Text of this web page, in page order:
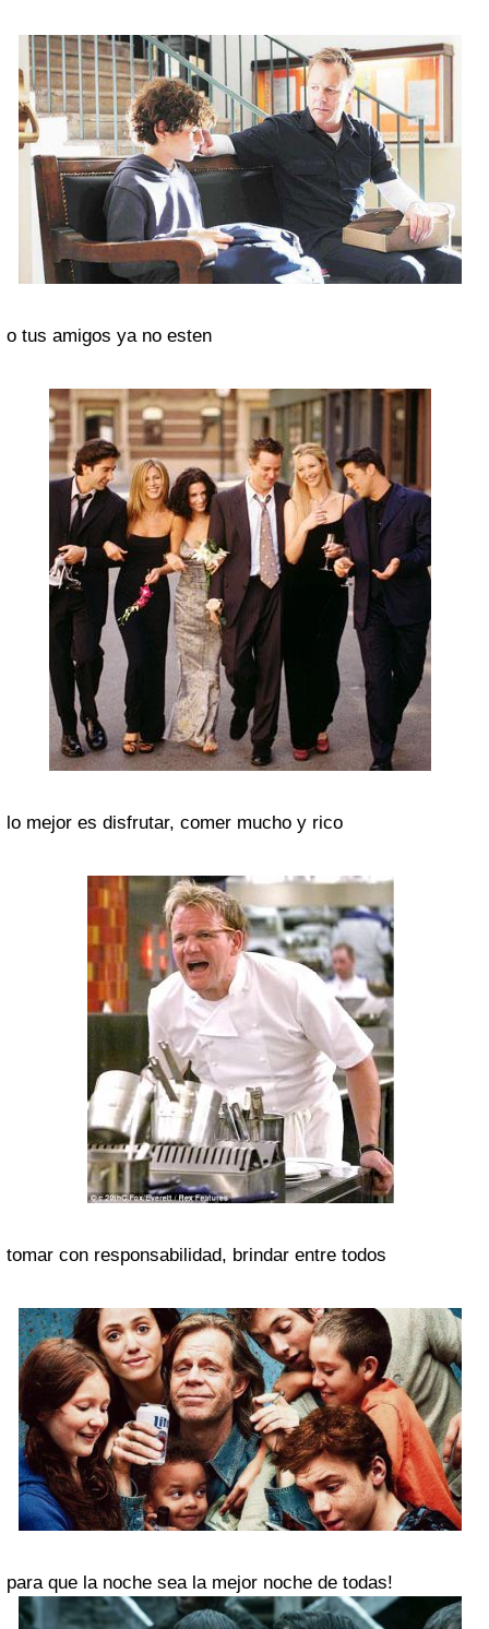
o tus amigos ya no esten
lo mejor es disfrutar, comer mucho y rico
tomar con responsabilidad, brindar entre todos
para que la noche sea la mejor noche de todas!